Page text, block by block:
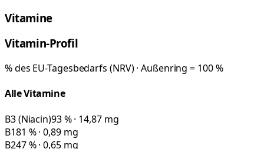
Vitamine
Vitamin-Profil
% des EU-Tagesbedarfs (NRV) · Außenring = 100 %
Alle Vitamine
B3 (Niacin)93 % · 14,87 mg
B181 % · 0,89 mg
B247 % · 0,65 mg